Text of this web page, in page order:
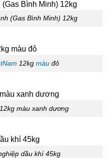
(Gas Bình Minh) 12kg
12kg màu đỏ
màu xanh dương
dầu khí 45kg